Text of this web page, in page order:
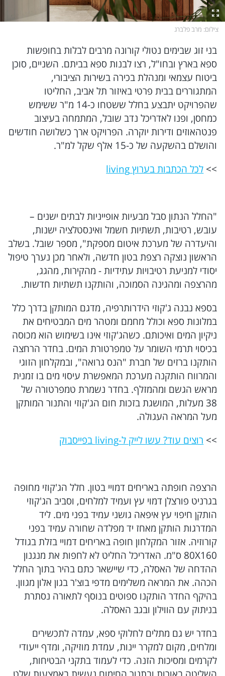
צילום : מרב פלברג
בני זוג שבימים נטולי קורונה מרבים לבלות בחופשות
ספא בארץ ובחו"ל, רצו לבנות ספא בביתם. השניים, סוכן
ביטוח עצמאי ומנהלת בכירה בשירות הציבורי,
המתגוררים בבית פרטי באיזור תל אביב, החליטו
שהפרויקט יתבצע בחלל ששטחו כ-14 מ"ר ששימש
כמחסן, ופנו לאדריכל נדב שובל, המתמחה בעיצוב
פנטהאוזים ודירות יוקרה. הפרויקט ארך כשלושה חודשים
והושלם בהשקעה של כ-15 אלף שקל למ"ר.
>> לכל הכתבות בערוץ living
"החלל הנתון סבל מבעיות אופייניות לבתים ישנים –
עובש, רטיבות, תשתיות חשמל ואינסטלציה ישנות,
והיעדרה של מערכת איטום מספקת", מספר שובל. בשלב
הראשון נוצקה רצפת בטון חדשה, ולאחר מכן נערך טיפול
יסודי למניעת רטיבויות עתידיות - מהקירות, מהגג,
מהרצפה ומהגינה הסמוכה, והותקנו תשתיות חדשות.
בספא נבנה ג'קוזי הידרותרפיה, מדגם המותקן בדרך כלל
במלונות ספא וכולל מחמם ומטהר מים המבטיחים את
ניקיון המים ואיכותם. כשהג'קוזי אינו בשימוש הוא מכוסה
בכיסוי תרמי השומר על טמפרטורת המים. בחדר הרחצה
הותקנו ברזים של חברת "הנס גרואה", ובמקלחון הזוגי
והמרווח הותקנה מערכת המאפשרת עיסוי מים בו זמנית
מראש הגשם ומהמזלף. בחדר נשמרת טמפרטורה של
38 מעלות, המושגת בזכות חום הג'קוזי והתנור המותקן
מעל המראה העגולה.
>> רוצים עוד? עשו לייק ל-living בפייסבוק
הרצפה חופתה באריחים דמויי בטון. חלל הג'קוזי מחופה
בגרניט פורצלן דמוי עץ ועמיד למלחים, וסביב הג'קוזי
הותקן חיפוי עץ איפאה גושני עמיד בפני מים. ליד
המדרגות הותקן מאחז יד מפלדה שחורה עמיד בפני
קורוזיה. אזור המקלחון חופה באריחים דמויי בזלת בגודל
80X160 ס"מ. האדריכל החליט לא לחפות את מנגנון
ההדחה של האסלה, כדי שיישאר כתם בהיר בתוך החלל
הכהה. את המראה משלימים מדפי בוצ'ר בגון אלון מגוון.
בהיקף החדר הותקנו ספוטים בנוסף לתאורה נסתרת
בניתוק עם הווילון ובגב האסלה.
בחדר יש גם מתלים לחלוקי ספא, עמדה לתכשירים
ומלחים, מקום למקרר יינות, עמדת מוזיקה, ומדף ייעודי
לקרמים ומסיכות הזנה. כדי לעמוד בתקני הבטיחות,
השליטה באורות ובתנור החימום נעשית באמצעות שלט
מגזין סוף השבוע
חופש
כסף
הורים
הריון ולידה
תקשורת ושיווק
משפט
אוטו
פרויקטים מיוחדים
הורוסקופ
makoZ
המתחזים
סברי מרנן
גלית ואילנית
המטבח המנצח VIP
הקומה ה-12
כל התכניות
עור בריא זה עור יפה
CowFree
MED12
MEDIO נדל''ן
SENSES
Summer Mix
ברכות ותפילות
זמני היום